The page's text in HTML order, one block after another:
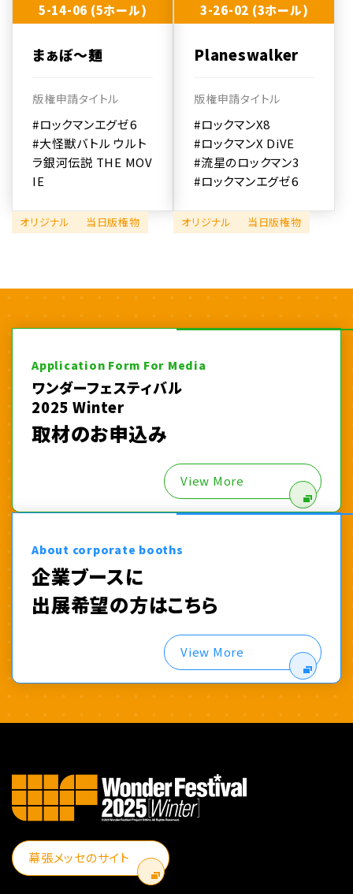
5-14-06 (5ホール)
まぁぼ～麺
版権申請タイトル
#ロックマンエグゼ6
#大怪獣バトル ウルト
ラ銀河伝説 THE MOV
IE
オリジナル 当日版権物
3-26-02 (3ホール)
Planeswalker
版権申請タイトル
#ロックマンX8
#ロックマンX DiVE
#流星のロックマン3
#ロックマンエグゼ6
オリジナル 当日版権物
Application Form For Media
ワンダーフェスティバル
2025 Winter
取材のお申込み
View More
About corporate booths
企業ブースに
出展希望の方はこちら
View More
幕張メッセのサイト